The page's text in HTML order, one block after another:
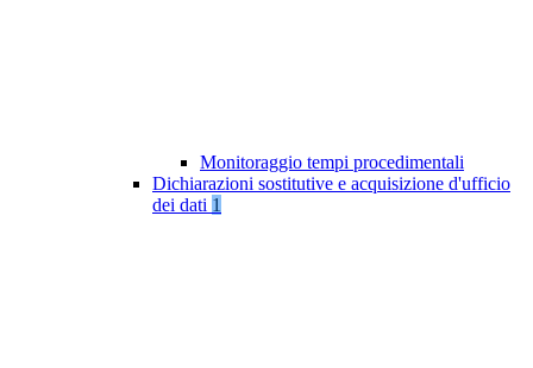
Monitoraggio tempi procedimentali
Dichiarazioni sostitutive e acquisizione d'ufficio
dei dati 1